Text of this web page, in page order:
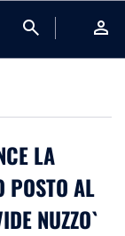
search person
LA
POSTO AL
NUZZO`